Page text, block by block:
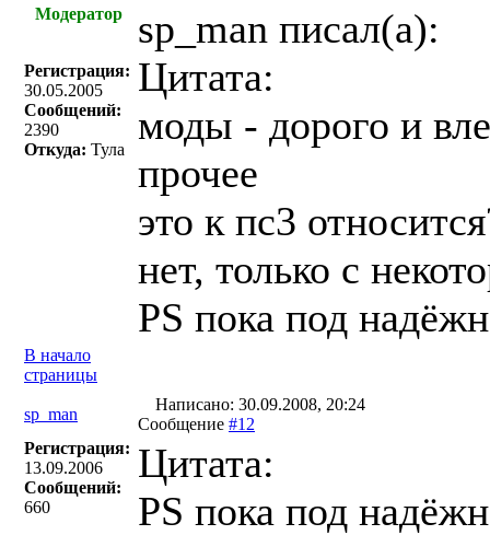
Модератор
Регистрация:
30.05.2005
Сообщений:
2390
Откуда: Тула
sp_man писал(a):
Цитата:
моды - дорого и
прочее
это к пс3
нет, только с
PS пока под
В начало
страницы
sp_man
Написано: 30.09.2008, 20:24
Сообщение #12
Регистрация:
13.09.2006
Сообщений:
660
Цитата:
PS пока под